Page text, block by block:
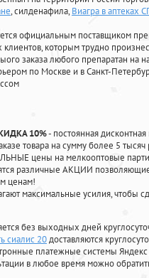
, силденафила, Виагра в аптеках
официальным поставщиком
которым трудно
заказа любого препаратан на
по Москве и в Санкт-
10%- постоянная
товара на сумму более 5 тысяч
цены на мелкооптовые
различные АКЦИИ
ценам!
максимальные усилия, чтобы
без выходных дней
сиалис 20доставляются
платежные системы Яндекс
в любое время можно